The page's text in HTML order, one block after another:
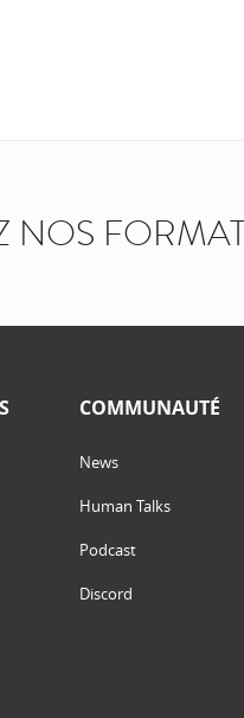
NOS
COMMUNAUTÉ
News
Human Talks
Podcast
Discord